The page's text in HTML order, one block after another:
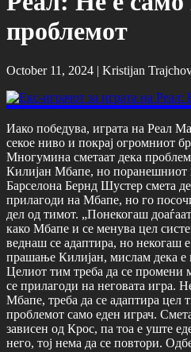
проблемот
October 11, 2024 | Kristijan
Иако победува, играта на Реал
секое ниво и покрај огромниот
Многумина сметаат дека
Килијан Мбапе, но поранешниот
Барселона Бернд Шустер смета
прилагоди на Мбапе, но го
дел од тимот. „Понекогаш
како Мбапе и се менува цел
веднаш се адаптира, но некогаш
прашање Килијан, мислам дека
Целиот тим треба да се промени
се прилагоди на неговата игра.
Мбапе, треба да се адаптира
проблемот само еден играч.
зависен од Крос, па тоа е уште
него, тој нема да се повтори.